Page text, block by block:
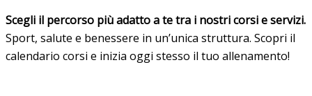
Scegli il percorso più adatto a te tra i nostri corsi e servizi.
Sport, salute e benessere in un’unica struttura. Scopri il
calendario corsi e inizia oggi stesso il tuo allenamento!